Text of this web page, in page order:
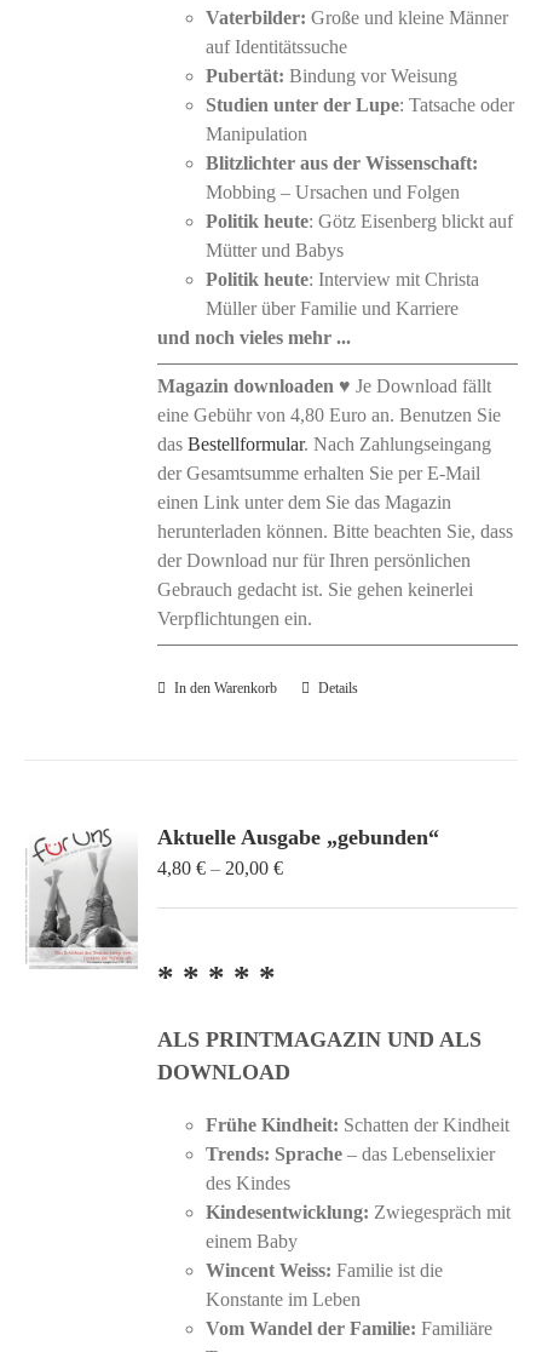
Vaterbilder:Große und kleine Männer
auf Identitätssuche
Pubertät:Bindung vor Weisung
Studien unter der Lupe: Tatsache oder
Manipulation
Blitzlichter aus der Wissenschaft:
Mobbing – Ursachen und Folgen
Politik heute: Götz Eisenberg blickt auf
Mütter und Babys
Politik heute: Interview mit Christa
Müller über Familie und Karriere
und noch vieles mehr ...
Magazin downloaden ♥ Je Download fällt
eine Gebühr von 4,80 Euro an. Benutzen Sie
dasBestellformular. Nach Zahlungseingang
der Gesamtsumme erhalten Sie per E-Mail
einen Link unter dem Sie das Magazin
herunterladen können. Bitte beachten Sie, dass
der Download nur für Ihren persönlichen
Gebrauch gedacht ist. Sie gehen keinerlei
Verpflichtungen ein.
In den Warenkorb Details
Aktuelle Ausgabe „gebunden“
4,80€ – 20,00€Preisspanne:
* * * * *
ALS PRINTMAGAZIN UND ALS
DOWNLOAD
Frühe Kindheit: Schatten der Kindheit
Trends: Sprache – das Lebenselixier
des Kindes
Kindesentwicklung: Zwiegespräch mit
einem Baby
Wincent Weiss: Familie ist die
Konstante im Leben
Vom Wandel der Familie: Familiäre